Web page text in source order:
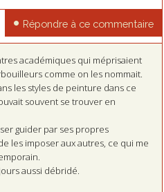
Répondre à ce commentaire
académiques qui méprisaient
comme on les nommait.
les styles de peinture dans ce
souvent se trouver en
guider par ses propres
les imposer aux autres, ce qui me
aussi débridé.